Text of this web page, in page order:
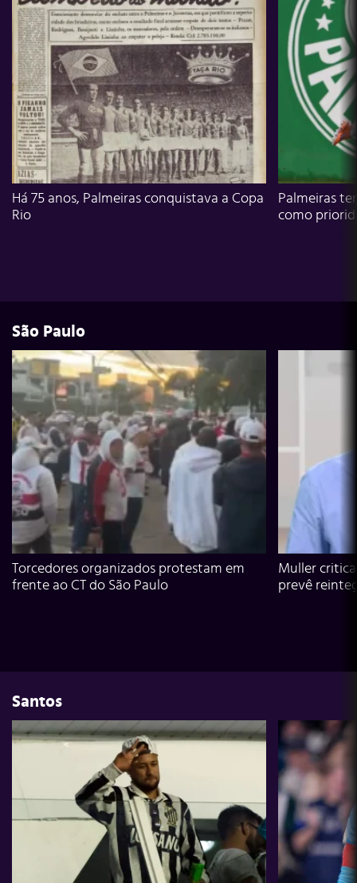
Há 75 anos, Palmeiras conquistava a Copa
Rio
Palmeiras
como
São Paulo
Torcedores organizados protestam em
frente ao CT do São Paulo
Muller
prevê
Santos